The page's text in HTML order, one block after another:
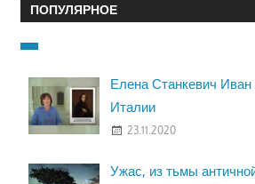
ПОПУЛЯРНОЕ
Елена Станкевич Иван
Италии
23.11.2020
Ужас, из тьмы